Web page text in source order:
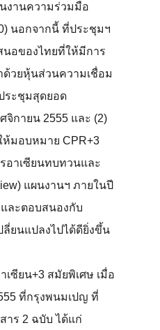
งานความร่วมมือ
นอกจากนี้ ที่ประชุมฯ
นอของไทยที่ให้มีการ
วยหุ้นส่วนความเชื่อม
ระชุมสุดยอด
จิกายน 2555 และ (2)
มอบหมาย CPR+3
อาเซียนทบทวนและ
แผนงานฯ ภายในปี
ละตอบสนองกับ
ยนแปลงไปได้ดียิ่งขึ้น
ซียน+3 สมัยพิเศษ เมื่อ
ที่กรุงพนมเปญ ที่
าร 2 ฉบับ ได้แก่